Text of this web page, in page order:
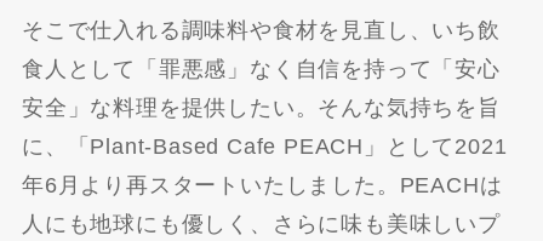
そこで仕入れる調味料や食材を見直し、いち飲
食人として「罪悪感」なく自信を持って「安心
安全」な料理を提供したい。そんな気持ちを旨
に、「Plant-Based Cafe PEACH」として2021
年6月より再スタートいたしました。PEACHは
人にも地球にも優しく、さらに味も美味しいプ